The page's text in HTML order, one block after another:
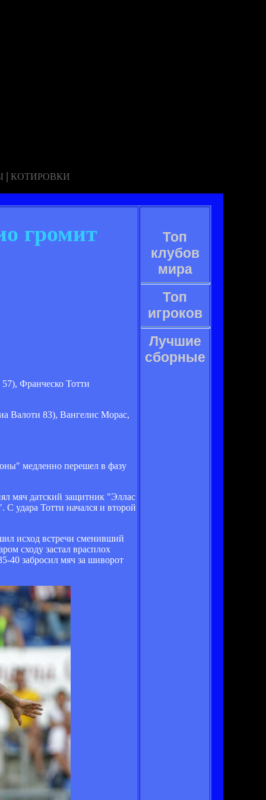
| КОТИРОВКИ
громит
Франческо Тотти
Валоти 83), Вангелис Морас,
медленно перешел в фазу
мяч датский защитник "Эллас
удара Тотти начался и второй
исход встречи сменивший
сходу застал врасплох
40 забросил мяч за шиворот
Топ
клубов
мира
Топ
игроков
Лучшие
сборные